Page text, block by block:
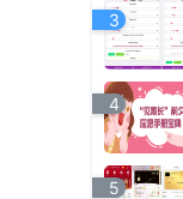
3
4
5